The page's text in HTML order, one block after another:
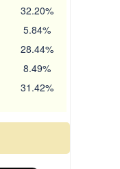
32.20%
5.84%
28.44%
8.49%
31.42%